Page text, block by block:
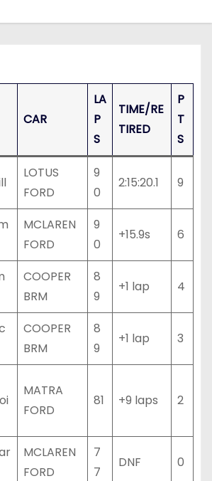
CAR
LA
P
S
TIME/RE
TIRED
P
T
S
LOTUS
FORD
9
0
2:15:20.1 9
MCLAREN
FORD
9
0
+15.9s 6
COOPER
BRM
8
9
+1 lap 4
COOPER
BRM
8
9
+1 lap 3
MATRA
FORD
81 +9 laps 2
MCLAREN
FORD
7
7
DNF 0